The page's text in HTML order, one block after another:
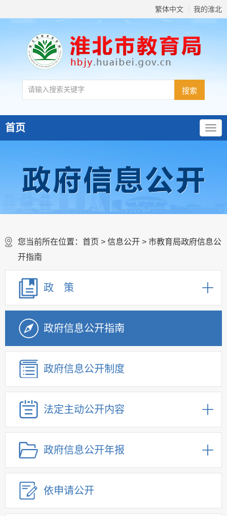
繁体中文 我的淮北
首页
您当前所在位置： 首页 > 信息公开 > 市教育局政府信息公
开指南
政 策
政府信息公开指南
政府信息公开制度
法定主动公开内容
政府信息公开年报
依申请公开